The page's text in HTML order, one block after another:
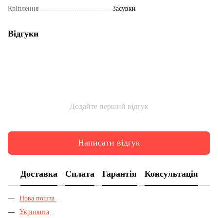
Кріплення Засувки
Відгуки
Додайте перший відгук
Написати відгук
Доставка Сплата Гарантія Консультація
Нова пошта
Укрпошта